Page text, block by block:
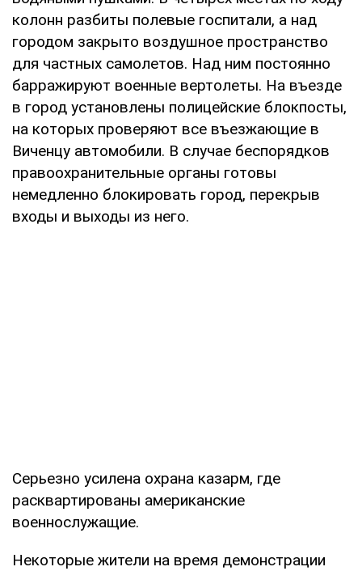
колонн разбиты полевые госпитали, а над
городом закрыто воздушное пространство
для частных самолетов. Над ним постоянно
барражируют военные вертолеты. На въезде
в город установлены полицейские блокпосты,
на которых проверяют все въезжающие в
Виченцу автомобили. В случае беспорядков
правоохранительные органы готовы
немедленно блокировать город, перекрыв
входы и выходы из него.
Серьезно усилена охрана казарм, где
расквартированы американские
военнослужащие.
Некоторые жители на время демонстрации